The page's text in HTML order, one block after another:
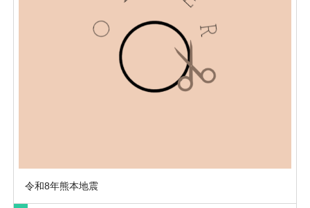
令和8年熊本地震